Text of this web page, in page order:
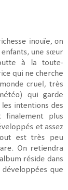
inouïe, on
une sœur
à la toute-
qui ne cherche
cruel, très
qui garde
intentions des
finalement plus
et assez
est très peu
On retiendra
réside dans
que